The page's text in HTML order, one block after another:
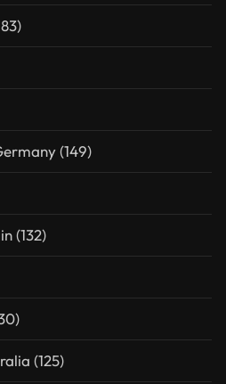
(149)
(132)
(125)